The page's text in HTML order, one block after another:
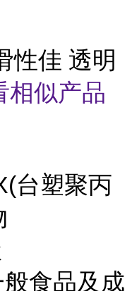
性佳 透明
相似产品
台塑聚丙
食品及成